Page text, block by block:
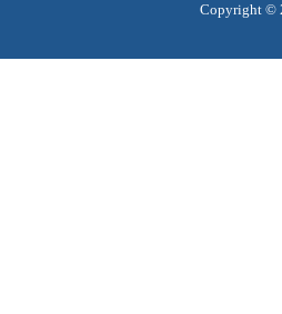
Copyright ©